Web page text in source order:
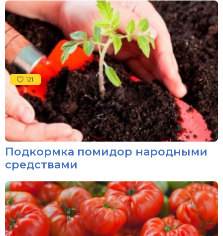
121
Подкормка помидор народными
средствами